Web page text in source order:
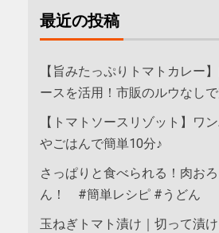
最近の投稿
【旨みたっぷりトマトカレー
ースを活用！市販のルウなしで
【トマトソースリゾット】ワ
やごはんで簡単10分♪
さっぱりと食べられる！肉お
ん！ #簡単レシピ #うどん
玉ねぎトマト漬け｜切って漬